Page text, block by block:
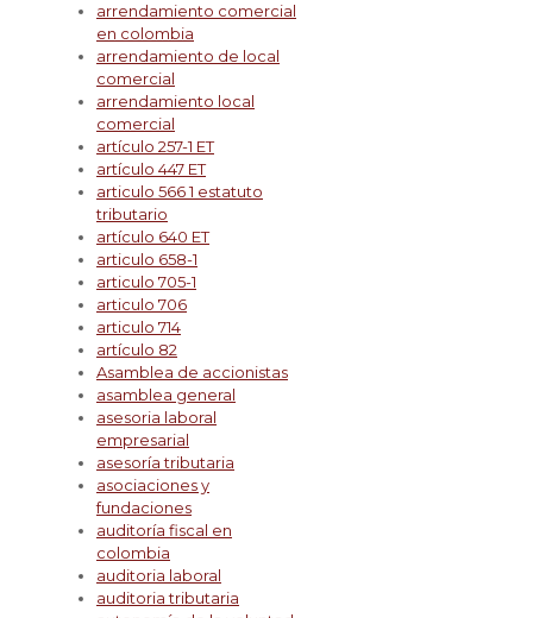
arrendamiento comercial
en colombia
arrendamiento de local
comercial
arrendamiento local
comercial
artículo 257-1 ET
artículo 447 ET
articulo 566 1 estatuto
tributario
artículo 640 ET
articulo 658-1
articulo 705-1
articulo 706
articulo 714
artículo 82
Asamblea de accionistas
asamblea general
asesoria laboral
empresarial
asesoría tributaria
asociaciones y
fundaciones
auditoría fiscal en
colombia
auditoria laboral
auditoria tributaria